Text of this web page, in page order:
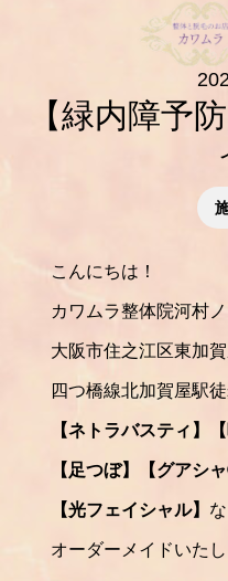
【緑内障予
こんにちは！
カワムラ整体院河村ノ
大阪市住之江区東加賀
四つ橋線北加賀屋駅
【ネトラバスティ】
【足つぼ】【グアシ
【光フェイシャル】
オーダーメイドいたし